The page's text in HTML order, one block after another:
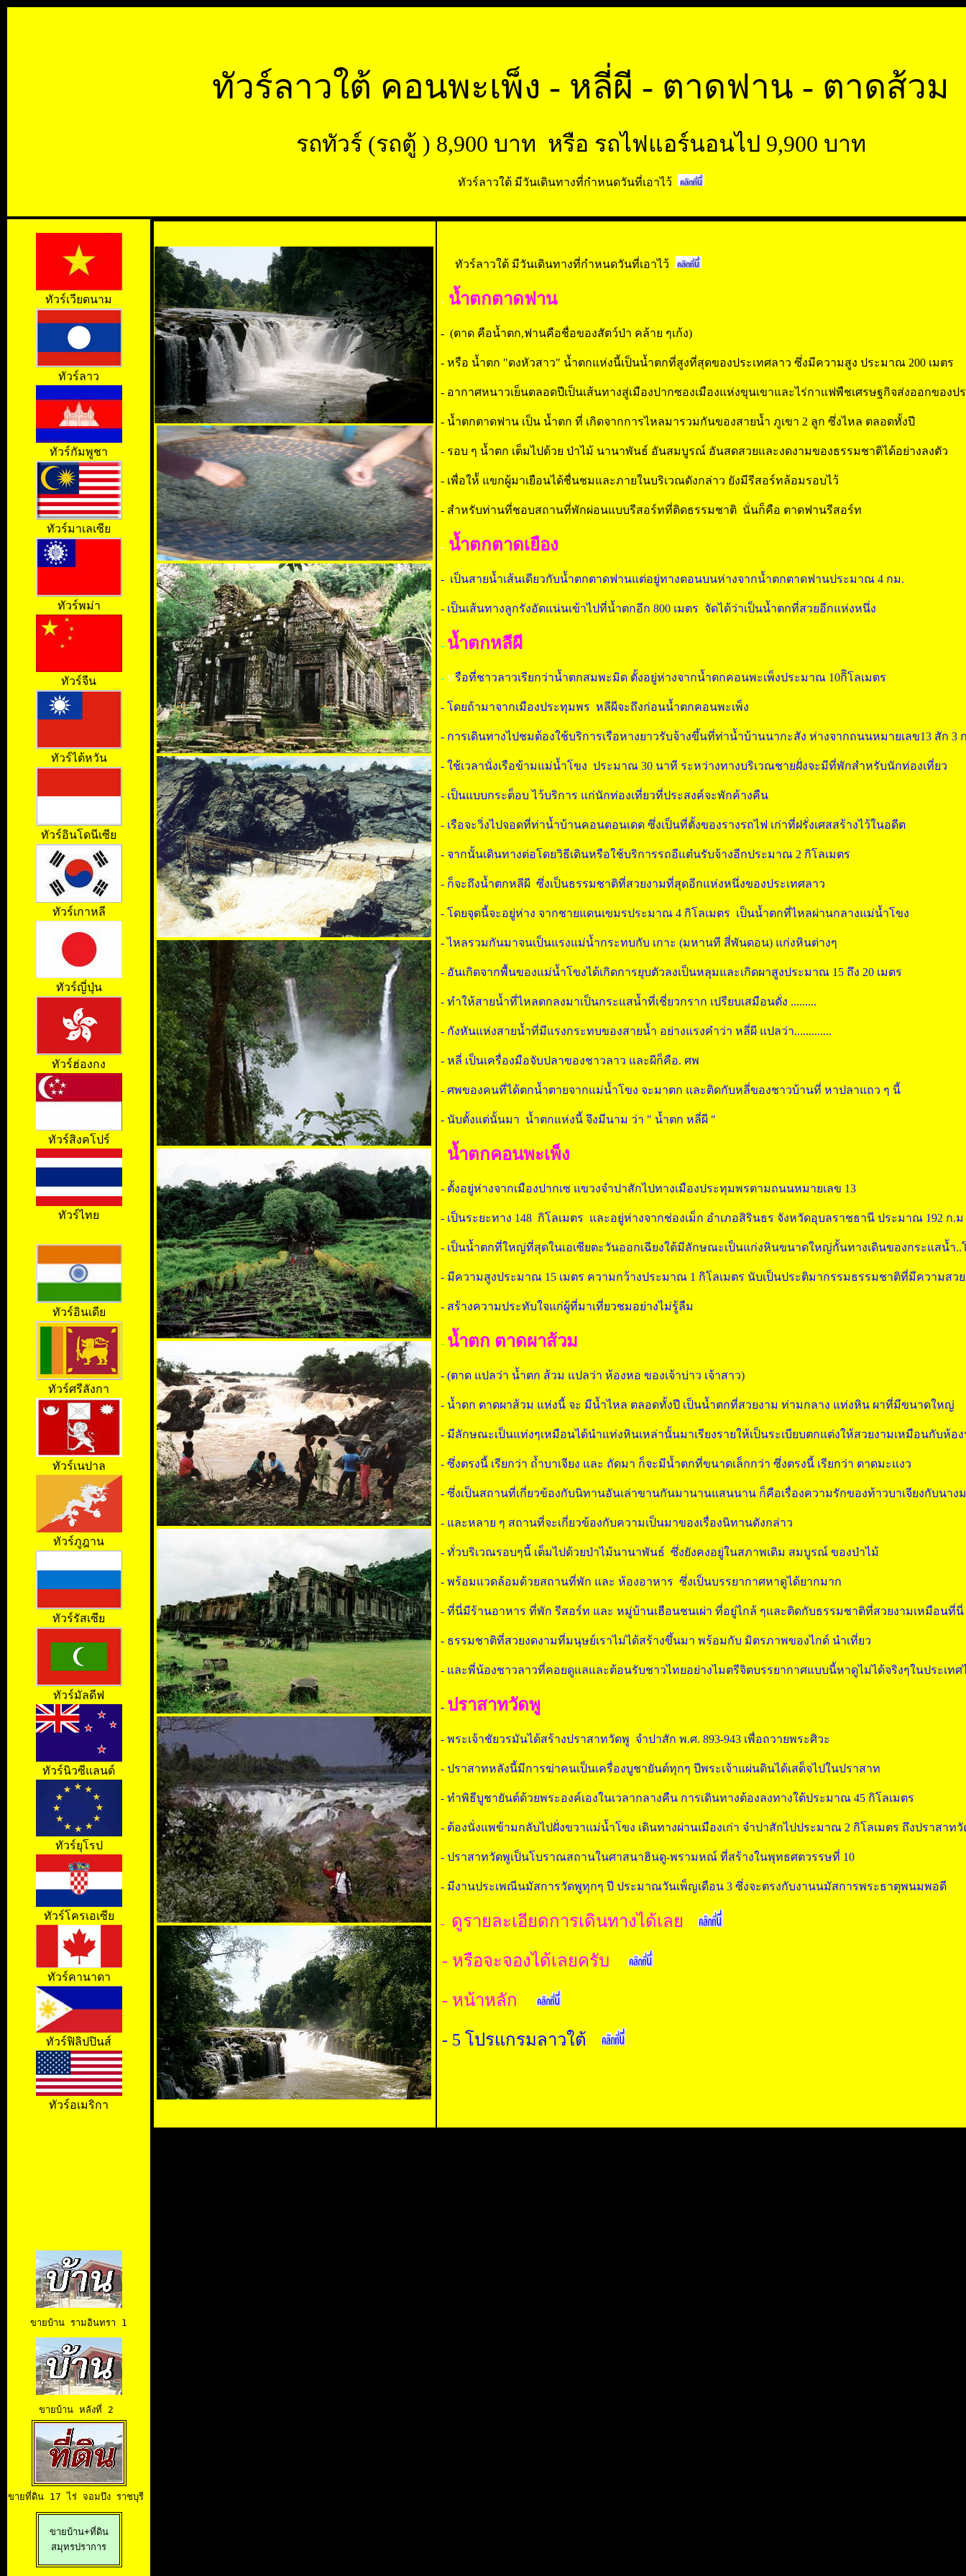
ทัวร์ลาวใต้ คอนพะเพ็ง - หลี่ผี - ตาดฟาน - ตาดส้วม
รถทัวร์ (รถตู้ ) 8,900 บาท หรือ รถไฟแอร์นอนไป 9,900 บาท
ทัวร์ลาวใต้ มีวันเดินทางที่กำหนดวันที่เอาไว้
ทัวร์เวียดนาม
ทัวร์ลาว
ทัวร์กัมพูชา
ทัวร์มาเลเซีย
ทัวร์พม่า
ทัวร์จีน
ทัวร์ไต้หวัน
ทัวร์อินโดนีเซีย
ทัวร์เกาหลี
ทัวร์ญี่ปุ่น
ทัวร์ฮ่องกง
ทัวร์สิงคโปร์
ทัวร์ไทย
ทัวร์อินเดีย
ทัวร์ศรีลังกา
ทัวร์เนปาล
ทัวร์ภูฎาน
ทัวร์รัสเซีย
ทัวร์มัลดีฟ
ทัวร์นิวซีแลนด์
ทัวร์ยุโรป
ทัวร์โครเอเซีย
ทัวร์คานาดา
ทัวร์ฟิลิปปินส์
ทัวร์อเมริกา
ขายบ้าน รามอินทรา 1
ขายบ้าน หลังที่ 2
ขายที่ดิน 17 ไร่ จอมบึง ราชบุรี
ขายบ้าน+ที่ดิน
สมุทรปราการ
ทัวร์ลาวใต้ มีวันเดินทางที่กำหนดวันที่เอาไว้
- น้ำตกตาดฟาน
- (ตาด คือน้ำตก,ฟานคือชื่อของสัตว์ป่า คล้าย ๆเก้ง)
- หรือ น้ำตก "ดงหัวสาว" น้ำตกแห่งนี้เป็นน้ำตกที่สูงที่สุดของประเทศลาว ซึ่งมีความสูง ประมาณ 200 เมตร
- อากาศหนาวเย็นตลอดปีเป็นเส้นทางสู่เมืองปากซองเมืองแห่งขุนเขาและไร่กาแฟพืชเศรษฐกิจส่งออกของป
- น้ำตกตาดฟาน เป็น น้ำตก ที่ เกิดจากการไหลมารวมกันของสายน้ำ ภูเขา 2 ลูก ซึ่งไหล ตลอดทั้งปี
- รอบ ๆ น้ำตก เต็มไปด้วย ป่าไม้ นานาพันธ์ อันสมบูรณ์ อันสดสวยและงดงามของธรรมชาติได้อย่างลงตัว
- เพื่อให้้ แขกผู้มาเยือนได้ชื่นชมและภายในบริเวณดังกล่าว ยังมีรีสอร์ทล้อมรอบไว้
- สำหรับท่านที่ชอบสถานที่พักผ่อนแบบรีสอร์ทที่ติดธรรมชาติ นั่นก็คือ ตาดฟานรีสอร์ท
- น้ำตกตาดเยือง
- เป็นสายน้ำเส้นเดียวกับน้ำตกตาดฟานแต่อยู่ทางตอนบนห่างจากน้ำตกตาดฟานประมาณ 4 กม.
- เป็นเส้นทางลูกรังอัดแน่นเข้าไปที่น้ำตกอีก 800 เมตร จัดได้ว่าเป็นน้ำตกที่สวยอีกแห่งหนึ่ง
- น้ำตกหลีผี
- หรือที่ชาวลาวเรียกว่าน้ำตกสมพะมิด ตั้งอยู่ห่างจากน้ำตกคอนพะเพ็งประมาณ 10กิิโลเมตร
- โดยถ้ามาจากเมืองประทุมพร หลีผีจะถึงก่อนน้ำตกคอนพะเพ็ง
- การเดินทางไปชมต้องใช้บริการเรือหางยาวรับจ้างขึ้นที่ท่าน้ำบ้านนากะสัง ห่างจากถนนหมายเลข13 สัก 3
- ใช้เวลานั่งเรือข้ามแม่น้ำโขง ประมาณ 30 นาที ระหว่างทางบริเวณชายฝั่งจะมีที่พักสำหรับนักท่องเที่ยว
- เป็นแบบกระต็อบ ไว้บริการ แก่นักท่องเที่ยวที่ประสงค์จะพักค้างคืน
- เรือจะวิ่งไปจอดที่ท่าน้ำบ้านคอนดอนเดด ซึ่งเป็นที่ตั้งของรางรถไฟ เก่าที่ฝรั่งเศสสร้างไว้ในอดีต
- จากนั้นเดินทางต่อโดยวิธีเดินหรือใช้บริการรถอีแต๋นรับจ้างอีกประมาณ 2 กิโลเมตร
- ก็จะถึงน้ำตกหลีผี ซึ่งเป็นธรรมชาติที่สวยงามที่สุดอีกแห่งหนึ่งของประเทศลาว
- โดยจุดนี้จะอยู่ห่าง จากชายแดนเขมรประมาณ 4 กิโลเมตร เป็นน้ำตกที่ไหลผ่านกลางแม่น้ำโขง
- ไหลรวมกันมาจนเป็นแรงแม่น้ำกระทบกับ เกาะ (มหานที สี่พันดอน) แก่งหินต่างๆ
- อันเกิดจากพื้นของแม่น้ำโขงได้เกิดการยุบตัวลงเป็นหลุมและเกิดผาสูงประมาณ 15 ถึง 20 เมตร
- ทำให้สายน้ำที่ไหลตกลงมาเป็นกระแสน้ำที่เชี่ยวกราก เปรียบเสมือนดั่ง .........
- กังหันแห่งสายน้ำที่มีแรงกระทบของสายน้ำ อย่างแรงคำว่า หลี่ผี แปลว่า.............
- หลี่ เป็นเครื่องมือจับปลาของชาวลาว และผีก็คือ. ศพ
- ศพของคนที่ได้ตกน้ำตายจากแม่น้ำโขง จะมาตก และติดกับหลี่ของชาวบ้านที่ หาปลาแถว ๆ นี้
- นับตั้งแต่นั้นมา น้ำตกแห่งนี้ จึงมีนาม ว่า " น้ำตก หลี่ผี "
น้ำตกคอนพะเพ็ง
- ตั้งอยู่ห่างจากเมืองปากเซ แขวงจำปาสักไปทางเมืองประทุมพรตามถนนหมายเลข 13
- เป็นระยะทาง 148 กิโลเมตร และอยู่ห่างจากช่องเม็ก อำเภอสิรินธร จังหวัดอุบลราชธานี ประมาณ 192 ก.ม
- เป็นน้ำตกที่ใหญ่ที่สุดในเอเซียตะวันออกเฉียงใต้มีลักษณะเป็นแก่งหินขนาดใหญ่กั้นทางเดินของกระแสน้ำ..
- มีความสูงประมาณ 15 เมตร ความกว้างประมาณ 1 กิโลเมตร นับเป็นประติมากรรมธรรมชาติที่มีความสว
- สร้างความประทับใจแก่ผู้ที่มาเที่ยวชมอย่างไม่รู้ลืม
- น้ำตก ตาดผาส้วม
- (ตาด แปลว่า น้ำตก ส้วม แปลว่า ห้องหอ ของเจ้าบ่าว เจ้าสาว)
- น้ำตก ตาดผาส้วม แห่งนี้ จะ มีน้ำไหล ตลอดทั้งปี เป็นน้ำตกที่สวยงาม ท่ามกลาง แท่งหิน ผาที่มีขนาดใหญ่
- มีลักษณะเป็นแท่งๆเหมือนได้นำแท่งหินเหล่านั้นมาเรียงรายให้เป็นระเบียบตกแต่งให้สวยงามเหมือนกับห้อ
- ซึ่งตรงนี้ เรียกว่า ถ้ำบาเจียง และ ถัดมา ก็จะมีน้ำตกที่ขนาดเล็กกว่า ซึ่งตรงนี้ เรียกว่า ตาดมะแงว
- ซึ่งเป็นสถานที่เกี่ยวข้องกับนิทานอันเล่าขานกันมานานแสนนาน ก็คือเรื่องความรักของท้าวบาเจียงกับนาง
- และหลาย ๆ สถานที่จะเกี่ยวข้องกับความเป็นมาของเรื่องนิทานดังกล่าว
- ทั่วบริเวณรอบๆนี้ เต็มไปด้วยป่าไม้นานาพันธ์ ซึ่งยังคงอยู่ในสภาพเดิม สมบูรณ์ ของป่าไม้
- พร้อมแวดล้อมด้วยสถานที่พัก และ ห้องอาหาร ซึ่งเป็นบรรยากาศหาดูได้ยากมาก
- ที่นี่มีร้านอาหาร ที่พัก รีสอร์ท และ หมู่บ้านเฮือนชนเผ่า ที่อยู่ไกล้ ๆและติดกับธรรมชาติที่สวยงามเหมือนที่นี่
- ธรรมชาติที่สวยงดงามที่มนุษย์เราไม่ได้สร้างขึ้นมา พร้อมกับ มิตรภาพของไกด์ นำเที่ยว
- และพี่น้องชาวลาวที่คอยดูแลและต้อนรับชาวไทยอย่างไมตรีจิตบรรยากาศแบบนี้หาดูไม่ได้จริงๆในประเทศ
- ปราสาทวัดพู
- พระเจ้าชัยวรมันได้สร้างปราสาทวัดพู จำปาสัก พ.ศ. 893-943 เพื่อถวายพระศิวะ
- ปราสาทหลังนี้มีการฆ่าคนเป็นเครื่องบูชายันต์ทุกๆ ปีพระเจ้าแผ่นดินได้เสด็จไปในปราสาท
- ทำพิธีบูชายันต์ด้วยพระองค์เองในเวลากลางคืน การเดินทางต้องลงทางใต้ประมาณ 45 กิโลเมตร
- ต้องนั่งแพข้ามกลับไปฝั่งขวาแม่น้ำโขง เดินทางผ่านเมืองเก่า จำปาสักไปประมาณ 2 กิโลเมตร ถึงปราสาท
- ปราสาทวัดพูเป็นโบราณสถานในศาสนาฮินดู-พรามหณ์ ที่สร้างในพุทธศตวรรษที่ 10
- มีงานประเพณีนมัสการวัดพูทุกๆ ปี ประมาณวันเพ็ญเดือน 3 ซึ่งจะตรงกับงานนมัสการพระธาตุพนมพอดี
- ดูรายละเอียดการเดินทางได้เลย
- หรือจะจองได้เลยครับ
- หน้าหลัก
- 5 โปรแกรมลาวใต้